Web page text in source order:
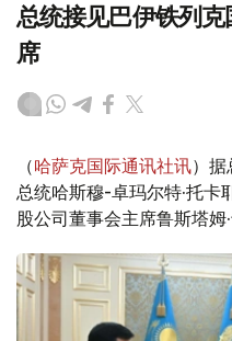
总统接见巴伊铁列
席
（哈萨克国际通讯社讯）
总统哈斯穆-卓玛尔特·托
股公司董事会主席鲁斯塔姆·